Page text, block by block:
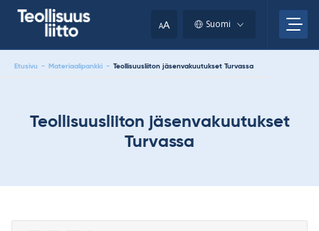
AA Suomi
Etusivu - Materiaalipankki - Teollisuusliiton jäsenvakuutukset Turvassa
Teollisuusliiton jäsenvakuutukset
Turvassa
clipboard.)